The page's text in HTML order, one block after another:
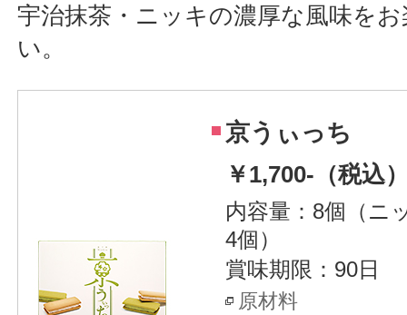
宇治抹茶・ニッキの濃厚な風味を
い。
京うぃっち
￥1,700-（税込
内容量：8個（ニ
4個）
賞味期限：90日
原材料